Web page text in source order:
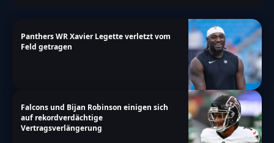
Panthers WR Xavier Legette verletzt vom
Feld getragen
Falcons und Bijan Robinson einigen sich
auf rekordverdächtige
Vertragsverlängerung